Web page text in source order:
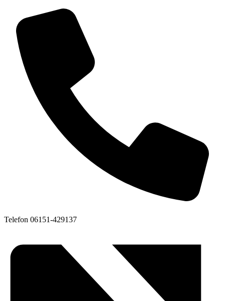
Telefon 06151-429137